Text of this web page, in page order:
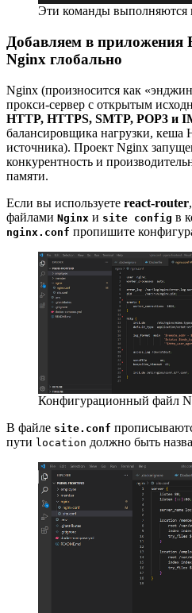
Эти команды выполняются
Добавляем в приложения
Nginx глобально
Nginx (произносится как
прокси-сервер с открытым
HTTP, HTTPS, SMTP, POP3 и
балансировщика нагрузки, кеша
источника). Проект Nginx
конкурентность и
памяти.
Если вы используете react-router
файлами Nginx и site config в
nginx.conf пропишите
Конфигурационный файл
В файле site.conf
пути location должно быть